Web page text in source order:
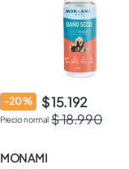
-20%
$ 15.192
$ 18.990
MON AMI